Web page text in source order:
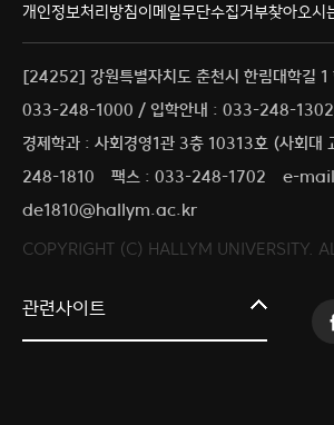
개인정보처리방침이메일무단수집거부찾아오시
[24252] 강원특별자치도 춘천시 한림대학길 1
033-248-1000 / 입학안내 : 033-248-
경제학과 : 사회경영1관 3층 10313호 (사회대
248-1810
팩스 : 033-248-1702
e-
de1810@hallym.ac.kr
COPYRIGHT (C) HALLYM UNIVERSITY.
관련사이트
커뮤니티교육원